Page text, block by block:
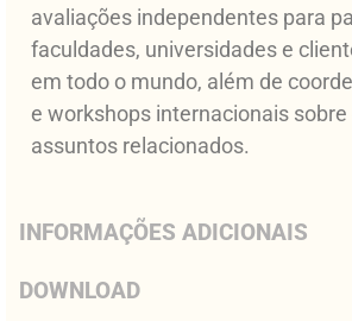
avaliações independentes para
faculdades, universidades e
em todo o mundo, além de
e workshops internacionais sobre
assuntos relacionados.
INFORMAÇÕES ADICIONAIS
DOWNLOAD